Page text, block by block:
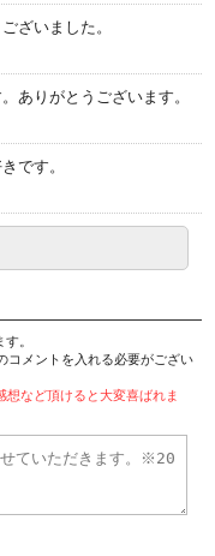
ざいました。
ありがとうございます。
です。
。
コメントを入れる必要がござい
想など頂けると大変喜ばれま